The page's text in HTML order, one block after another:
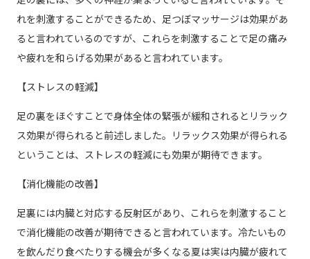
れを刺激することができるため、足つぼマッサージは効果があ
ると言われているのですが、これらを刺激することで足の痛み
や疲れを和らげる効果があると言われています。
【ストレスの軽減】
足の裏をほぐすことで身体全体の緊張が緩和されるとリラック
ス効果が得られると前述しました。リラックス効果が得られる
ということは、ストレスの軽減にも効果が期待できます。
【消化機能の改善】
足裏には内臓と対応する反射区があり、これらを刺激すること
で消化機能の改善が期待できると言われています。冷たいもの
を飲んだり食べたりする機会が多くなる夏は実は内臓が疲れて